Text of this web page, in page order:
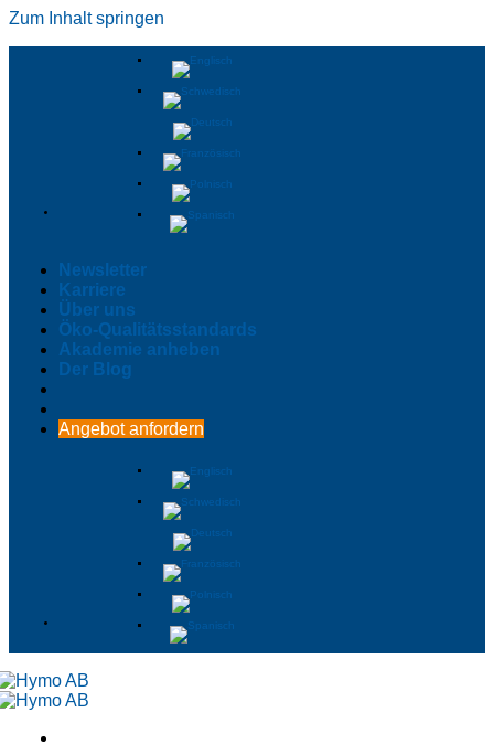
Zum Inhalt springen
Newsletter
Karriere
Über uns
Öko-Qualitätsstandards
Akademie anheben
Der Blog
Angebot anfordern